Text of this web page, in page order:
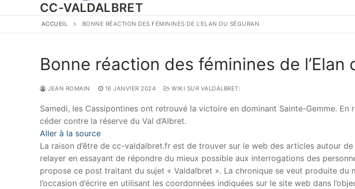
CC-VALDALBRET
ACCUEIL BONNE RÉACTION DES FÉMININES DE L’ELAN DU SÉGURAN
Bonne réaction des féminines de l’Elan
JEAN ROMAIN 16 JANVIER 2024 WIKI SUR VALDALBRET:
Samedi, les Cassipontines ont retrouvé la victoire en dominant Sainte-Gemme. En
céder contre la réserve du Val d’Albret.
Aller à la source
La raison d’être de cc-valdalbret.fr est de trouver sur le web des articles autour
relayer en essayant de répondre du mieux possible aux interrogations des
propose ce post traitant du sujet « Valdalbret ». La chronique se veut produite du
l’occasion d’écrire en utilisant les coordonnées indiquées sur le site web dans